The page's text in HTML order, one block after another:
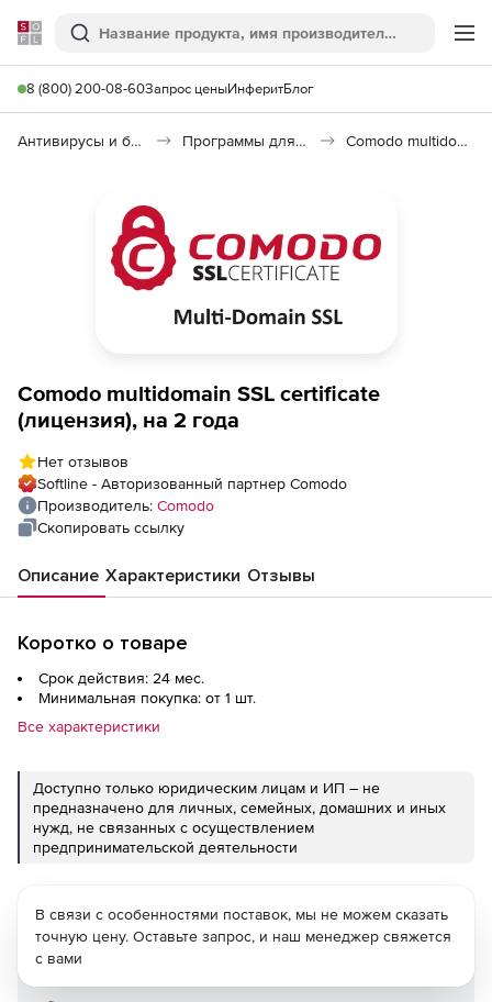
Softline
Поиск
8 (800) 200-08-60Запрос ценыИнферитБлог
Антивирусы и безопасность Программы для защиты информации Comodo multidomain SSL certificate
Comodo multidomain SSL certificate
(лицензия), на 2 года
Нет отзывов
Softline - Авторизованный партнер Comodo
Производитель: Comodo
Скопировать ссылку
Описание Характеристики Отзывы
Коротко о товаре
Срок действия: 24 мес.
Минимальная покупка: от 1 шт.
Все характеристики
Доступно только юридическим лицам и ИП – не
предназначено для личных, семейных, домашних и иных
нужд, не связанных с осуществлением
предпринимательской деятельности
В связи с особенностями поставок, мы не можем сказать
точную цену. Оставьте запрос, и наш менеджер свяжется
с вами